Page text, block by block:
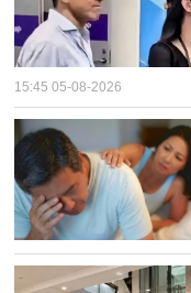
15:45 05-08-2026